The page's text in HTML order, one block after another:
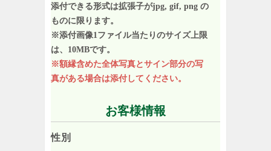
添付できる形式は拡張子がjpg, gif, png の
ものに限ります。
※添付画像1ファイル当たりのサイズ上限
は、10MBです。
※額縁含めた全体写真とサイン部分の写
真がある場合は添付してください。
お客様情報
性別